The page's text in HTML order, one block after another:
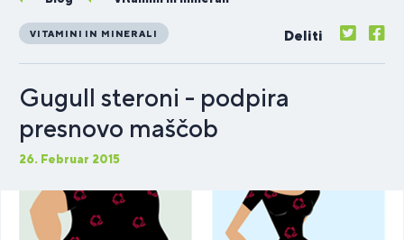
VITAMINI IN MINERALI Deliti
Gugull steroni - podpira
presnovo maščob
26. Februar 2015